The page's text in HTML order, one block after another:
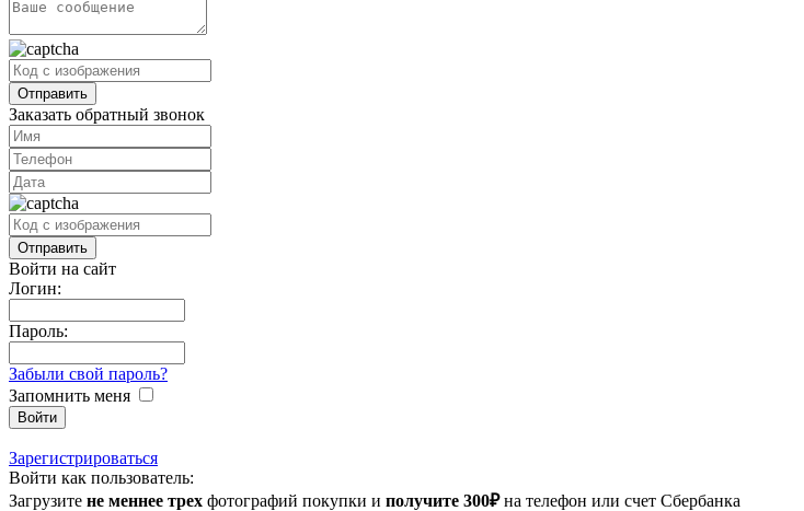
Заказать обратный звонок
Войти на сайт
Логин:
Пароль:
Забыли свой пароль?
Запомнить меня
Зарегистрироваться
Войти как пользователь:
Загрузите не меннее трех фотографий покупки и получите 300₽на телефон или счет Сбербанка